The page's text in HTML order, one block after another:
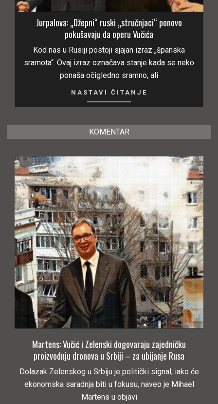
Jurpalova: „Džepni“ ruski „stručnjaci“ ponovo
pokušavaju da operu Vučića
Kod nas u Rusiji postoji sjajan izraz „španska
sramota“. Ovaj izraz označava stanje kada se neko
ponaša očigledno sramno, ali
NASTAVI ČITANJE
KOMENTAR
Martens: Vučić i Zelenski dogovaraju zajedničku
proizvodnju dronova u Srbiji – za ubijanje Rusa
Dolazak Zelenskog u Srbiju je politički signal, iako će
ekonomska saradnja biti u fokusu, naveo je Mihael
Martens u objavi